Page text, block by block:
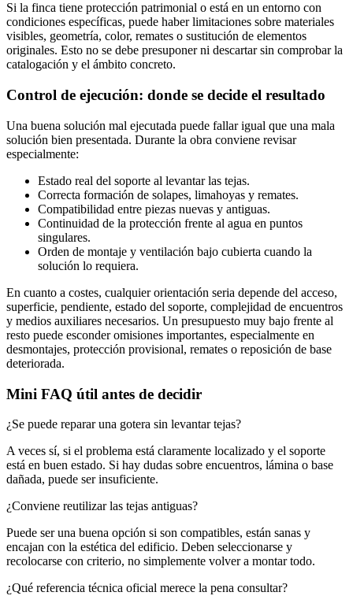
Si la finca tiene protección patrimonial o está en un entorno con
condiciones específicas, puede haber limitaciones sobre materiales
visibles, geometría, color, remates o sustitución de elementos
originales. Esto no se debe presuponer ni descartar sin comprobar la
catalogación y el ámbito concreto.
Control de ejecución: donde se decide el resultado
Una buena solución mal ejecutada puede fallar igual que una mala
solución bien presentada. Durante la obra conviene revisar
especialmente:
Estado real del soporte al levantar las tejas.
Correcta formación de solapes, limahoyas y remates.
Compatibilidad entre piezas nuevas y antiguas.
Continuidad de la protección frente al agua en puntos
singulares.
Orden de montaje y ventilación bajo cubierta cuando la
solución lo requiera.
En cuanto a costes, cualquier orientación seria depende del acceso,
superficie, pendiente, estado del soporte, complejidad de encuentros
y medios auxiliares necesarios. Un presupuesto muy bajo frente al
resto puede esconder omisiones importantes, especialmente en
desmontajes, protección provisional, remates o reposición de base
deteriorada.
Mini FAQ útil antes de decidir
¿Se puede reparar una gotera sin levantar tejas?
A veces sí, si el problema está claramente localizado y el soporte
está en buen estado. Si hay dudas sobre encuentros, lámina o base
dañada, puede ser insuficiente.
¿Conviene reutilizar las tejas antiguas?
Puede ser una buena opción si son compatibles, están sanas y
encajan con la estética del edificio. Deben seleccionarse y
recolocarse con criterio, no simplemente volver a montar todo.
¿Qué referencia técnica oficial merece la pena consultar?